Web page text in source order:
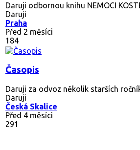
Daruji odbornou knihu NEMOCI
Daruji
Praha
Před 2 měsíci
184
Časopis
Daruji za odvoz několik starších
Daruji
Česká Skalice
Před 4 měsíci
291